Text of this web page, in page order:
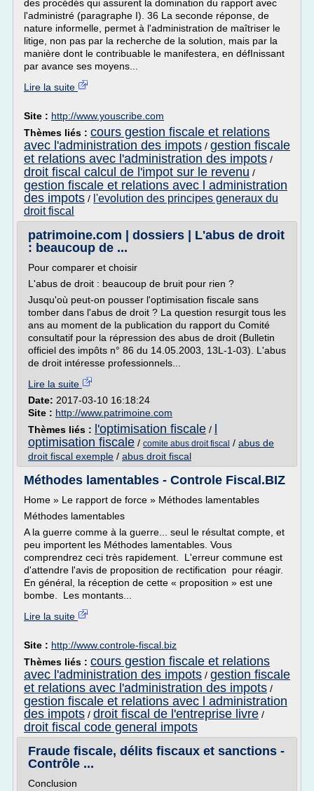
des procédés qui assurent la domination du rapport avec
l'administré (paragraphe I). 36 La seconde réponse, de
nature informelle, permet à l'administration de maîtriser le
litige, non pas par la recherche de la solution, mais par la
manière dont le contribuable le manifestera, en défInissant
par avance ses moyens...
Lire la suite
Site : http://www.youscribe.com
Thèmes liés : cours gestion fiscale et relations
avec l'administration des impots / gestion fiscale
et relations avec l'administration des impots /
droit fiscal calcul de l'impot sur le revenu /
gestion fiscale et relations avec l administration
des impots / l'evolution des principes generaux du
droit fiscal
patrimoine.com | dossiers | L'abus de droit
: beaucoup de ...
Pour comparer et choisir
L'abus de droit : beaucoup de bruit pour rien ?
Jusqu'où peut-on pousser l'optimisation fiscale sans
tomber dans l'abus de droit ? La question resurgit tous les
ans au moment de la publication du rapport du Comité
consultatif pour la répression des abus de droit (Bulletin
officiel des impôts n° 86 du 14.05.2003, 13L-1-03). L'abus
de droit intéresse professionnels...
Lire la suite
Date: 2017-03-10 16:18:24
Site : http://www.patrimoine.com
Thèmes liés :
l'optimisation fiscale /
optimisation fiscale / comite abus droit fiscal / abus de
droit fiscal exemple / abus droit fiscal
Méthodes lamentables - Controle Fiscal.BIZ
Home » Le rapport de force » Méthodes lamentables
Méthodes lamentables
A la guerre comme à la guerre... seul le résultat compte, et
peu importent les Méthodes lamentables. Vous
comprendrez ceci très rapidement. L'erreur commune est
d'attendre l'avis de proposition de rectification pour réagir.
En général, la réception de cette « proposition » est une
bombe. Les montants...
Lire la suite
Site : http://www.controle-fiscal.biz
Thèmes liés : cours gestion fiscale et relations
avec l'administration des impots / gestion fiscale
et relations avec l'administration des impots /
gestion fiscale et relations avec l administration
des impots / droit fiscal de l'entreprise livre /
droit fiscal code general impots
Fraude fiscale, délits fiscaux et sanctions -
Contrôle ...
Conclusion